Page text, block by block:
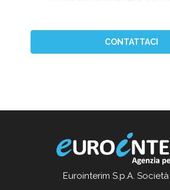
CONTATTACI
Eurointerim S.p.A.